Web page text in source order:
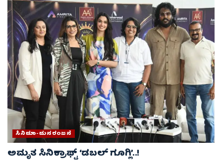
ಸಿನಿಮಾ-ಮನರಂಜನೆ
ಅಮೃತ ಸಿನಿಕ್ರಾಫ್ಟ್ ‘ಡಬಲ್ ಗೂಗ್ಲಿ’..!